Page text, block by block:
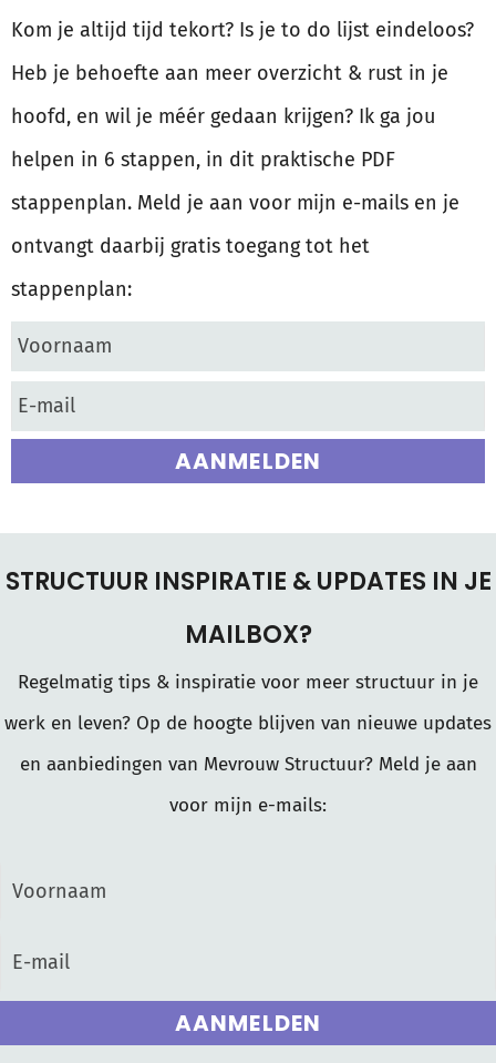
Kom je altijd tijd tekort? Is je to do lijst eindeloos?
Heb je behoefte aan meer overzicht & rust in je
hoofd, en wil je méér gedaan krijgen? Ik ga jou
helpen in 6 stappen, in dit praktische PDF
stappenplan. Meld je aan voor mijn e-mails en je
ontvangt daarbij gratis toegang tot het
stappenplan:
AANMELDEN
STRUCTUUR INSPIRATIE & UPDATES IN JE
MAILBOX?
Regelmatig tips & inspiratie voor meer structuur in je
werk en leven? Op de hoogte blijven van nieuwe updates
en aanbiedingen van Mevrouw Structuur? Meld je aan
voor mijn e-mails:
AANMELDEN